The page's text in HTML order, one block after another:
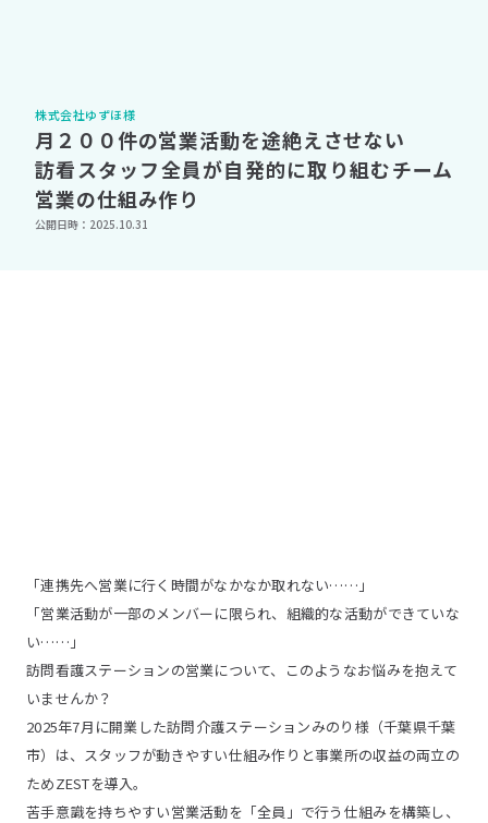
株式会社ゆずほ様
月２００件の営業活動を途絶えさせない
訪看スタッフ全員が自発的に取り組むチーム
営業の仕組み作り
公開日時：2025.10.31
「連携先へ営業に行く時間がなかなか取れない……」
「営業活動が一部のメンバーに限られ、組織的な活動ができていな
い……」
訪問看護ステーションの営業について、このようなお悩みを抱えて
いませんか？
2025年7月に開業した訪問介護ステーションみのり様（千葉県千葉
市）は、スタッフが動きやすい仕組み作りと事業所の収益の両立の
ためZESTを導入。
苦手意識を持ちやすい営業活動を「全員」で行う仕組みを構築し、